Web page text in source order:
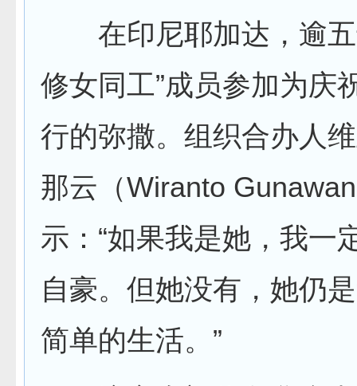
在印尼耶加达，逾五
修女同工”成员参加为庆
行的弥撒。组织合办人
那云（Wiranto
示：“如果我是她，我一
自豪。但她没有，她仍
简单的生活。”